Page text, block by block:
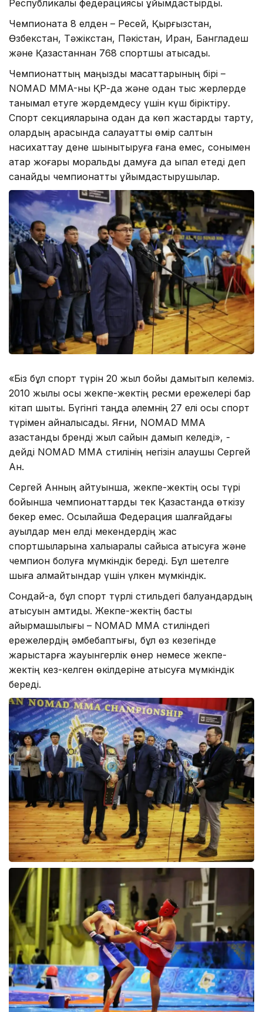
Республикалық федерациясы ұйымдастырды.
Чемпионатқа 8 елден – Ресей, Қырғызстан,
Өзбекстан, Тәжікстан, Пәкістан, Иран, Бангладеш
және Қазақстаннан 768 спортшы қатысады.
Чемпионаттың маңызды мақсаттарының бірі –
NOMAD MMA-ны ҚР-да және одан тыс жерлерде
танымал етуге жәрдемдесу үшін күш біріктіру.
Спорт секцияларына одан да көп жастарды тарту,
олардың арасында салауатты өмір салтын
насихаттау дене шынықтыруға ғана емес, сонымен
қатар жоғары моральдық дамуға да ықпал етеді деп
санайды чемпионатты ұйымдастырушылар.
«Біз бұл спорт түрін 20 жыл бойы дамытып келеміз.
2010 жылы осы жекпе-жектің ресми ережелері бар
кітап шықты. Бүгінгі таңда әлемнің 27 елі осы спорт
түрімен айналысады. Яғни, NOMAD MMA
қазақстандық бренді жыл сайын дамып келеді», -
дейді NOMAD MMA стилінің негізін қалаушы Сергей
Ан.
Сергей Анның айтуынша, жекпе-жектің осы түрі
бойынша чемпионаттарды тек Қазақстанда өткізу
бекер емес. Осылайша Федерация шалғайдағы
ауылдар мен елді мекендердің жас
спортшыларына халықаралық сайысқа қатысуға және
чемпион болуға мүмкіндік береді. Бұл шетелге
шыға алмайтындар үшін үлкен мүмкіндік.
Сондай-ақ, бұл спорт түрлі стильдегі балуандардың
қатысуын қамтиды. Жекпе-жектің басты
айырмашылығы – NOMAD MMA стиліндегі
ережелердің әмбебаптығы, бұл өз кезегінде
жарыстарға жауынгерлік өнер немесе жекпе-
жектің кез-келген өкілдеріне қатысуға мүмкіндік
береді.